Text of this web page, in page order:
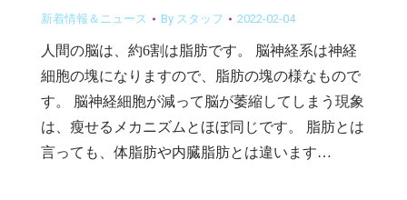
新着情報＆ニュース By スタッフ 2022-02-04
人間の脳は、約6割は脂肪です。 脳神経系は神経
細胞の塊になりますので、脂肪の塊の様なもので
す。 脳神経細胞が減って脳が萎縮してしまう現象
は、瘦せるメカニズムとほぼ同じです。 脂肪とは
言っても、体脂肪や内臓脂肪とは違います…